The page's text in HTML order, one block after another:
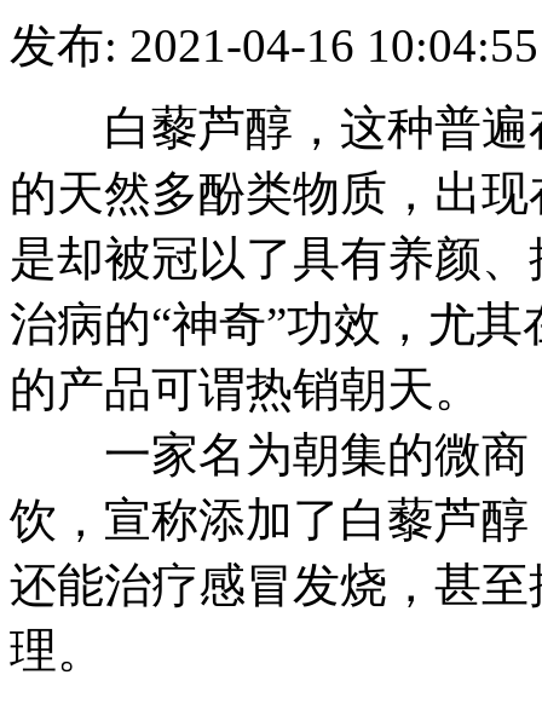
发布: 2021-04-16
白藜芦醇，这种普遍
的天然多酚类物质，出
是却被冠以了具有养颜
治病的“神奇”功效，尤
的产品可谓热销朝天。
一家名为朝集的微商
饮，宣称添加了白藜芦
还能治疗感冒发烧，甚
理。